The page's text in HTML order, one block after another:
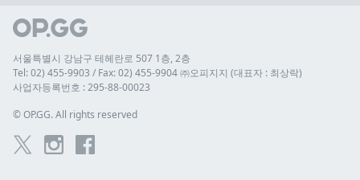
서울특별시 강남구 테헤란로 507 1층, 2층
Tel: 02) 455-9903 / Fax: 02) 455-9904 ㈜오피지지 (대표자 : 최상락)
사업자등록번호 : 295-88-00023
© OP.GG. All rights reserved